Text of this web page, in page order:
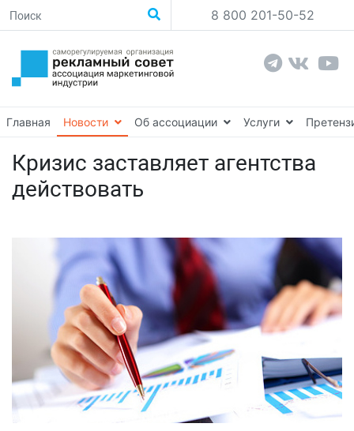
8 800 201-50-52
Главная Новости Об ассоциации Услуги
Кризис заставляет агентства
действовать